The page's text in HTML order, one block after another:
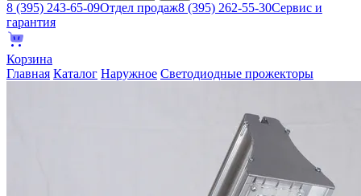
8 (395) 243-65-09Отдел продаж8 (395) 262-55-30Сервис и
гарантия
Корзина
Главная Каталог Наружное Светодиодные прожекторы